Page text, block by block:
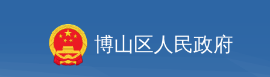
博山区人民政府